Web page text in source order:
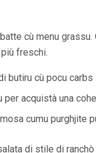
cù menu
freschi.
butiru cù pocu carbs
acquistà una
cumu purghjite
di stile di